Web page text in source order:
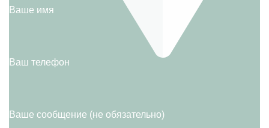
Ваше имя
Ваш телефон
Ваше сообщение (не обязательно)